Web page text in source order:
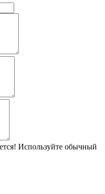
Используйте обычный